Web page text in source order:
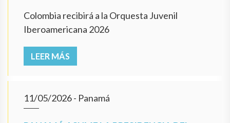
Colombia recibirá a la Orquesta Juvenil
Iberoamericana 2026
LEER MÁS
11/05/2026- Panamá